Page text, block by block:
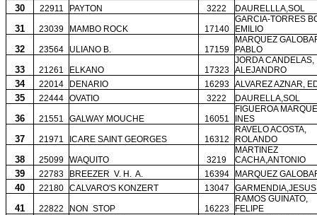
30 22911 PAYTON 3222 DAURELLLA,SOL
31 23039 MAMBO ROCK 17140
GARCIA-TORRES
EMILIO
32 23564 ULIANO B. 17159
MARQUEZ
PABLO
33 21261 ELKANO 17323
JORDA CANDELAS,
ALEJANDRO
34 22014 DENARIO 16293 ALVAREZ AZNAR,
35 22444 OVATIO 3222 DAURELLA,SOL
36 21551 GALWAY MOUCHE 16051
FIGUEROA
INES
37 21971 ICARE SAINT GEORGES 16312
RAVELO ACOSTA,
ROLANDO
38 25099 WAQUITO 3219
MARTINEZ
CACHA,ANTONIO
39 22783 BREEZER V. H. A. 16394 MARQUEZ
40 22180 CALVARO'S KONZERT 13047 GARMENDIA,JESUS
41 22822 NON STOP 16223
RAMOS GUINATO,
FELIPE